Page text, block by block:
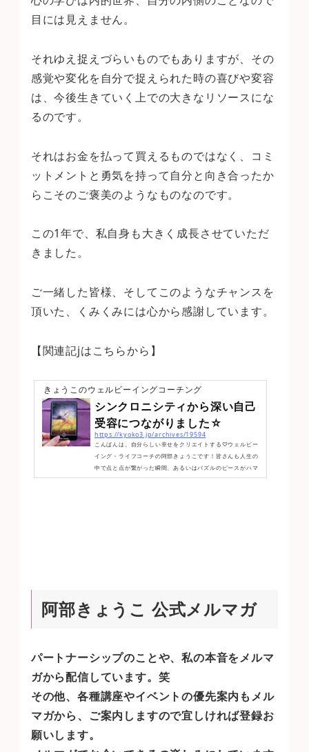
目には見えません。
それゆえ捉えづらいものでもありますが、その
感覚や変化を自分で捉えられた時の喜びや変容
は、今後生きていく上での大きなリソースにな
るのです。
それはお金を払って買えるものではなく、コミ
ットメントと勇気を持って自分と向き合ったか
らこそのご褒美のようなものなのです。
この1年で、私自身も大きく成長させていただ
きました。
ご一緒した皆様、そしてこのようなチャンスを
頂いた、くみくみには心から感謝しています。
【関連記jはこちらから】
きょうこのウェルビーイングコーチング
シンクロニシティから深い自己
受容につながりました☆
https://kyoko3.jp/archives/19594
こんばんは。自分らしい幸せをクリエイトする♡ウェルビー
イング・ライフコーチの阿部きょうこです！皆さんも人生の
中で点と点が繋がった瞬間、あるいはパズルのピースがハマ
ったような感覚を体験したことはありませんか？私もまさに
阿部きょうこ 公式メルマガ
パートナーシップのことや、私の本音をメルマ
ガから配信しています。笑
その他、各種講座やイベントの優先案内もメル
マガから、ご案内しますので宜しければ登録お
願いします。